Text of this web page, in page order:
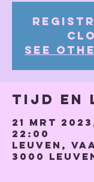
See
Tijd en
21 mrt
22:00
Leuven,
3000